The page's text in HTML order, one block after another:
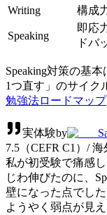
Writing
構成
Speaking
即応
ドバ
Speaking対策の基
1つ直す」のサイク
勉強法ロードマップ
実体験by
7.5（CEFR C1）/
私が初受験で痛感
じわ伸びたのに、
壁になった点でし
ようやく弱点が見